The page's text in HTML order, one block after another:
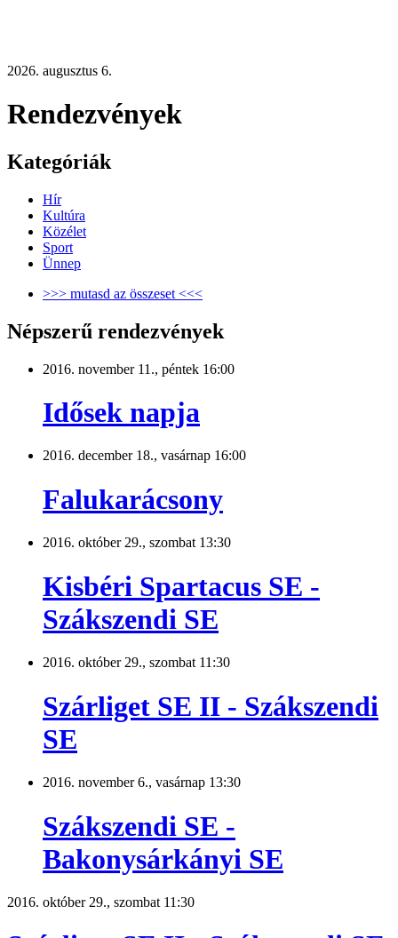
2026. augusztus 6.
Rendezvények
Kategóriák
Hír
Kultúra
Közélet
Sport
Ünnep
>>> mutasd az összeset <<<
Népszerű rendezvények
2016. november 11., péntek 16:00
Idősek napja
2016. december 18., vasárnap 16:00
Falukarácsony
2016. október 29., szombat 13:30
Kisbéri Spartacus SE -
Szákszendi SE
2016. október 29., szombat 11:30
Szárliget SE II - Szákszendi
SE
2016. november 6., vasárnap 13:30
Szákszendi SE -
Bakonysárkányi SE
2016. október 29., szombat 11:30